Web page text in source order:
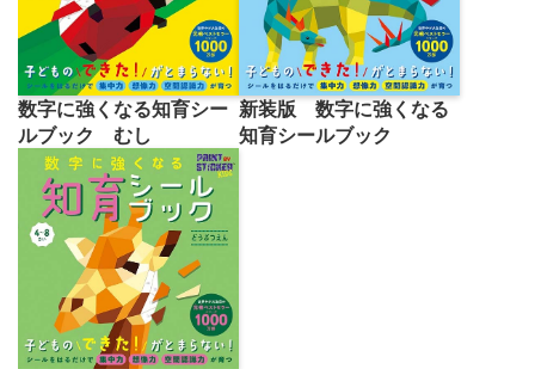
数字に強くなる知育シー
ルブック むし
新装版 数字に強くなる
知育シールブック